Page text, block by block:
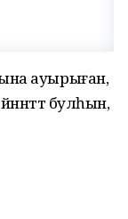
ауырыған,
булһын,